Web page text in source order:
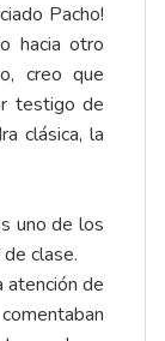
Pacho!
hacia otro
creo que
testigo de
clásica, la
uno de los
clase.
atención de